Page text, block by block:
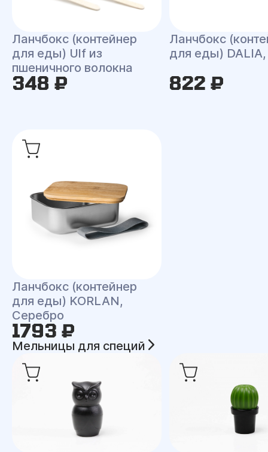
Ланчбокс (контейнер
для еды) Ulf из
пшеничного волокна
348 ₽
Ланчбокс
для еды)
822 ₽
Ланчбокс (контейнер
для еды) KORLAN,
Серебро
1793 ₽
Мельницы для специй